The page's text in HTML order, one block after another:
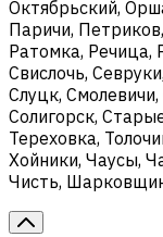
Октябрьский,
Паричи,
Ратомка, Речица,
Свислочь,
Слуцк,
Солигорск,
Тереховка,
Хойники, Чаусы,
Чисть,